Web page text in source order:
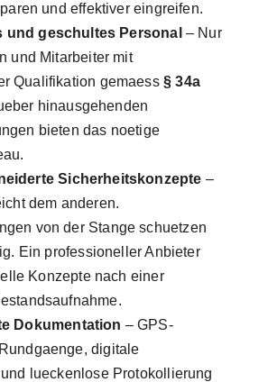
und effektiver eingreifen.
und geschultes Personal – Nur
und Mitarbeiter mit
Qualifikation gemaess§ 34a
hinausgehenden
bieten das noetige
Sicherheitskonzepte –
dem anderen.
von der Stange schuetzen
Ein professioneller Anbieter
Konzepte nach einer
Dokumentation – GPS-
digitale
lueckenlose Protokollierung